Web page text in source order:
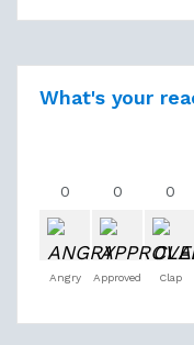
What's your
0
Angry
0
Approved
0
Clap